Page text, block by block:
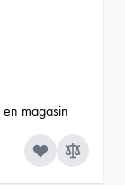
magasin